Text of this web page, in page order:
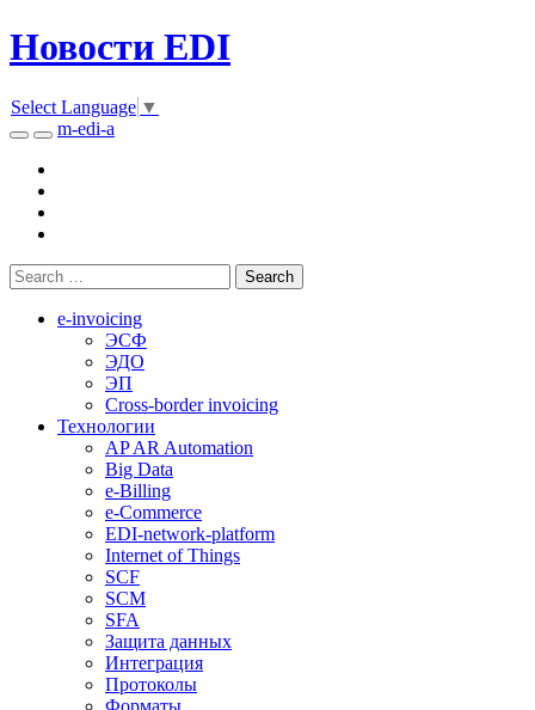
Новости EDI
Select Language ▼
m-edi-a
e-invoicing
ЭСФ
ЭДО
ЭП
Cross-border invoicing
Технологии
AP AR Automation
Big Data
e-Billing
e-Commerce
EDI-network-platform
Internet of Things
SCF
SCM
SFA
Защита данных
Интеграция
Протоколы